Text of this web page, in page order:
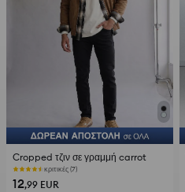
Cropped τζιν σε γραμμή carrot
κριτικές (7)
12,99 EUR